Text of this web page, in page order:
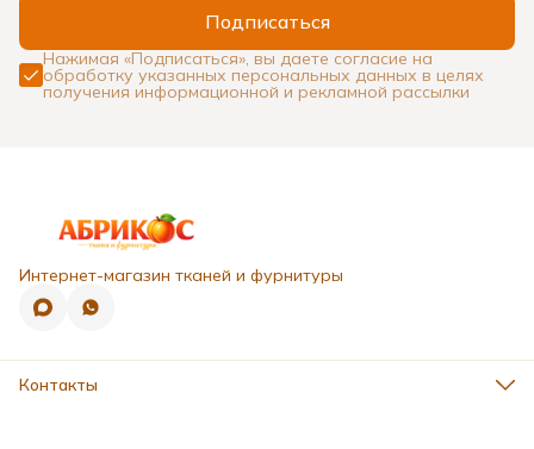
Подписаться
Нажимая «Подписаться», вы даете согласие на
обработку указанных персональных данных в целях
получения информационной и рекламной рассылки
Интернет-магазин тканей и фурнитуры
Контакты